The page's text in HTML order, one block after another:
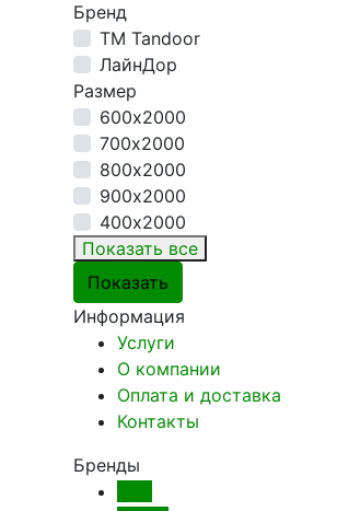
Бренд
ТМ Tandoor
ЛайнДор
Размер
600х2000
700х2000
800х2000
900х2000
400х2000
Показать все
Информация
Услуги
О компании
Оплата и доставка
Контакты
Бренды